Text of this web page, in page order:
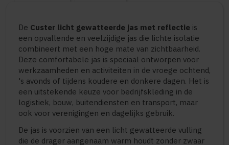
De Custer licht gewatteerde jas met reflectie is
een opvallende en veelzijdige jas die lichte isolatie
combineert met een hoge mate van zichtbaarheid.
Deze comfortabele jas is speciaal ontworpen voor
werkzaamheden en activiteiten in de vroege ochtend,
's avonds of tijdens koudere en donkere dagen. Het is
een uitstekende keuze voor bedrijfskleding in de
logistiek, bouw, buitendiensten en transport, maar
ook voor verenigingen en dagelijks gebruik.
De jas is voorzien van een licht gewatteerde vulling
die de drager aangenaam warm houdt zonder zwaar